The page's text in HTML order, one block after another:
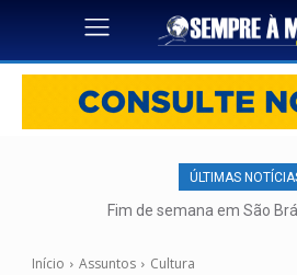
ÚLTIMAS
Fim de semana em São
Início Assuntos Cultura